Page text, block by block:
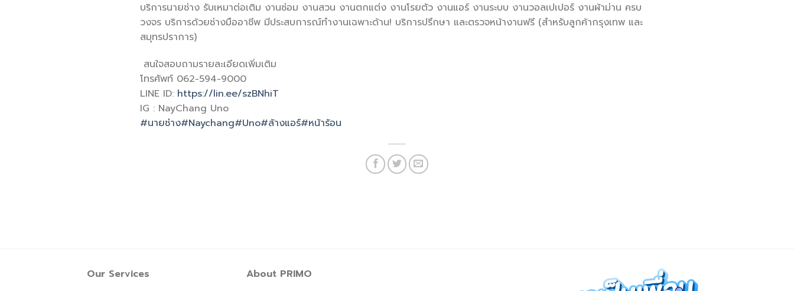
บริการนายช่าง รับเหมาต่อเติม งานซ่อม งานสวน งานตกแต่ง งานโรยตัว งานแอร์ งานระบบ งานวอลเปเปอร์ งานผ้าม่าน ครบ
วงจร บริการด้วยช่างมืออาชีพ มีประสบการณ์ทำงานเฉพาะด้าน! บริการปรึกษา และตรวจหน้างานฟรี (สำหรับลูกค้ากรุงเทพ และ
สมุทรปราการ)
สนใจสอบถามรายละเอียดเพิ่มเติม
โทรศัพท์ 062-594-9000
LINE ID: https://lin.ee/szBNhiT
IG : NayChang Uno
#นายช่าง#Naychang#Uno#ล้างแอร์#หน้าร้อน
Our Services
About PRIMO